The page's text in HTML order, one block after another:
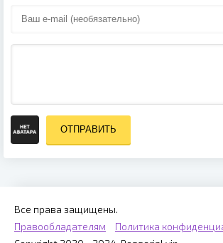
ОТПРАВИТЬ
Все права защищены.
Правообладателям
Политика